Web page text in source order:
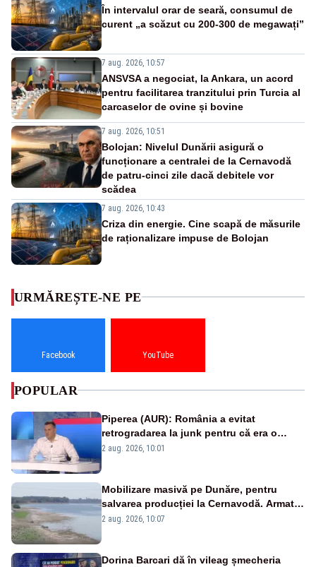
În intervalul orar de seară, consumul de
curent „a scăzut cu 200-300 de megawați”
7 aug. 2026, 10:57
ANSVSA a negociat, la Ankara, un acord
pentru facilitarea tranzitului prin Turcia al
carcaselor de ovine și bovine
7 aug. 2026, 10:51
Bolojan: Nivelul Dunării asigură o
funcționare a centralei de la Cernavodă
de patru-cinci zile dacă debitele vor
scădea
7 aug. 2026, 10:43
Criza din energie. Cine scapă de măsurile
de raționalizare impuse de Bolojan
URMĂREȘTE-NE PE
Facebook YouTube
POPULAR
Piperea (AUR): România a evitat
retrogradarea la junk pentru că era o
catastrofă pentru bănci și fondurile de
2 aug. 2026, 10:01
Mobilizare masivă pe Dunăre, pentru
salvarea producției la Cernavodă. Armata
va detona o stâncă și va devia apa
2 aug. 2026, 10:07
Dorina Barcari dă în vileag șmecheria